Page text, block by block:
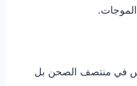
في منتصف الصحن بل